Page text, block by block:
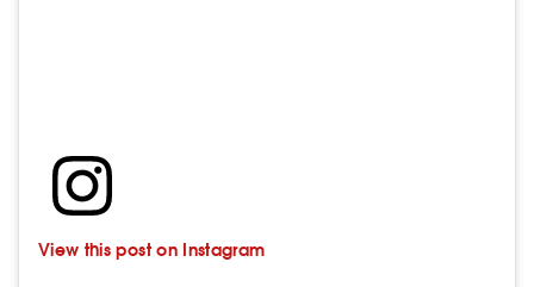
View this post on Instagram